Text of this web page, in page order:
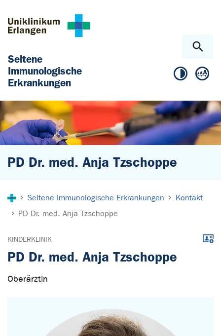
Seltene
Immunologische
Erkrankungen
PD Dr. med. Anja Tzschoppe
Seltene Immunologische Erkrankungen
Kontakt
PD Dr. med. Anja Tzschoppe
KINDERKLINIK
PD Dr. med. Anja Tzschoppe
Oberärztin